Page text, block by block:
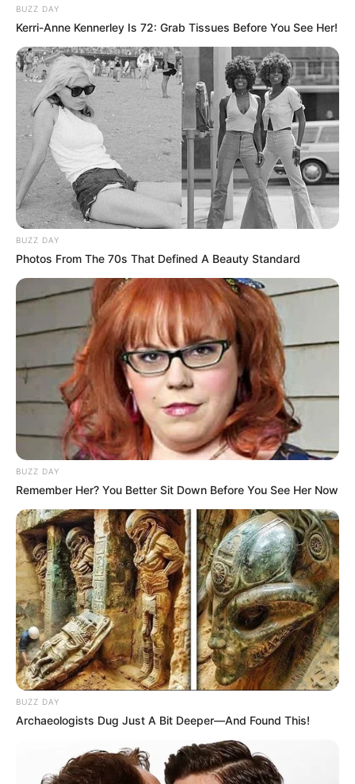
BUZZ DAY
Kerri-Anne Kennerley Is 72: Grab Tissues Before You See Her!
BUZZ DAY
Photos From The 70s That Defined A Beauty Standard
BUZZ DAY
Remember Her? You Better Sit Down Before You See Her Now
BUZZ DAY
Archaeologists Dug Just A Bit Deeper—And Found This!